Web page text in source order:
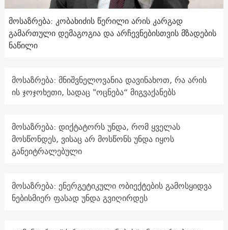
მოსაზრება: კობახიძის წერილი არის კარგად
გამართული დემაგოგია და არჩევნებისთვის მზადების
ნაწილი
მოსაზრება: მნიშვნელოვანია დავინახოთ, რა არის
ის ჯოჯოხეთი, სადაც "ოცნება“ მიგვაქანებს
მოსაზრება: დიქტატორს უნდა, რომ ყველას
მოსწონდეს, ვისაც არ მოსწონს უნდა იყოს
განეიტრალებული
მოსაზრება: ენერგეტიკული ობიექტების გამოსყიდვა
ნებისმიერ ფასად უნდა გვიღირდეს